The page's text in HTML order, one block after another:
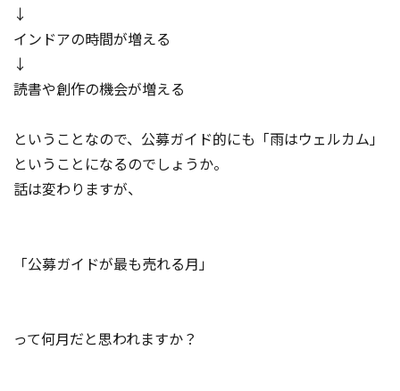
↓
インドアの時間が増える
↓
読書や創作の機会が増える
ということなので、公募ガイド的にも「雨はウェルカム」
ということになるのでしょうか。
話は変わりますが、
「公募ガイドが最も売れる月」
って何月だと思われますか？